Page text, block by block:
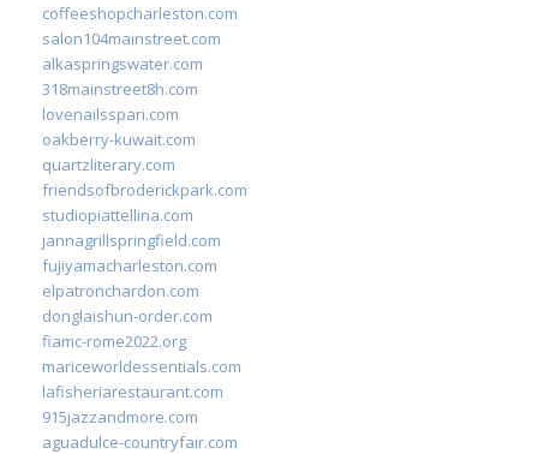
coffeeshopcharleston.com
salon104mainstreet.com
alkaspringswater.com
318mainstreet8h.com
lovenailsspari.com
oakberry-kuwait.com
quartzliterary.com
friendsofbroderickpark.com
studiopiattellina.com
jannagrillspringfield.com
fujiyamacharleston.com
elpatronchardon.com
donglaishun-order.com
fiamc-rome2022.org
mariceworldessentials.com
lafisheriarestaurant.com
915jazzandmore.com
aguadulce-countryfair.com